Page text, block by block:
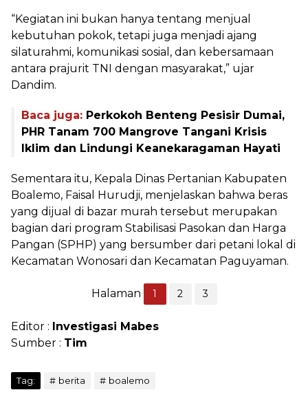
“Kegiatan ini bukan hanya tentang menjual
kebutuhan pokok, tetapi juga menjadi ajang
silaturahmi, komunikasi sosial, dan kebersamaan
antara prajurit TNI dengan masyarakat,” ujar
Dandim.
Baca juga: Perkokoh Benteng Pesisir Dumai,
PHR Tanam 700 Mangrove Tangani Krisis
Iklim dan Lindungi Keanekaragaman Hayati
Sementara itu, Kepala Dinas Pertanian Kabupaten
Boalemo, Faisal Hurudji, menjelaskan bahwa beras
yang dijual di bazar murah tersebut merupakan
bagian dari program Stabilisasi Pasokan dan Harga
Pangan (SPHP) yang bersumber dari petani lokal di
Kecamatan Wonosari dan Kecamatan Paguyaman.
Halaman 1 2 3
Editor : Investigasi Mabes
Sumber : Tim
Tag: berita boalemo